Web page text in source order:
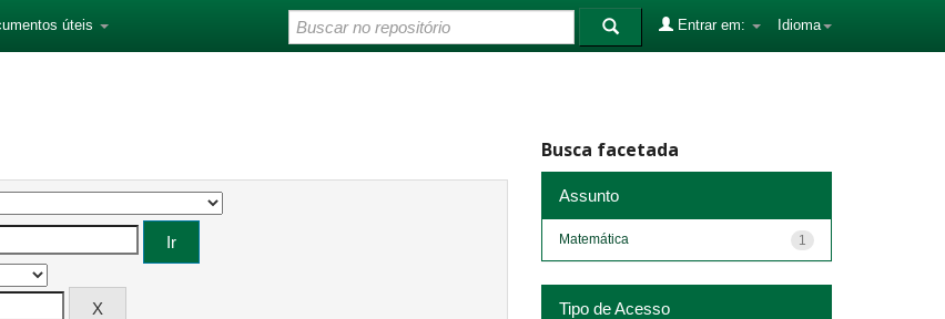
úteis Idioma
Entrar em:
Busca facetada
Assunto
1
Matemática
Tipo de Acesso